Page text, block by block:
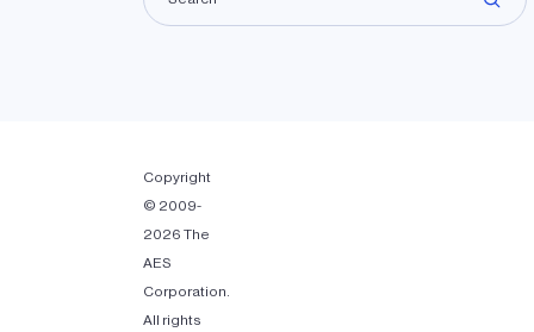
Copyright
© 2009-
2026 The
AES
Corporation.
All rights